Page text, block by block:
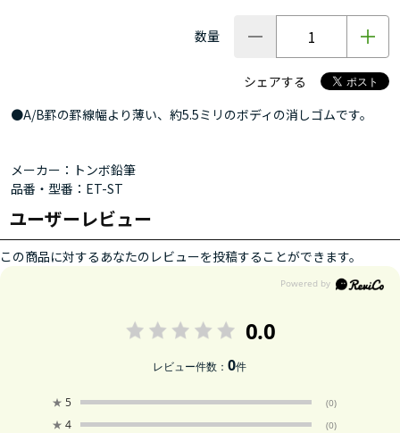
数量
シェアする
●A/B罫の罫線幅より薄い、約5.5ミリのボディの消しゴムです。
メーカー：トンボ鉛筆
品番・型番：ET-ST
ユーザーレビュー
この商品に対するあなたのレビューを投稿することができます。
0.0
レビュー件数：0件
★ 5 (0)
★ 4 (0)